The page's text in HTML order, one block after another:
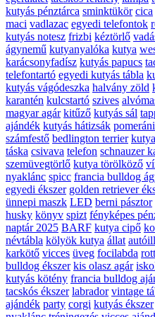
kutyás pénztárca sminktükör cica
maci vadlazac egyedi telefontok
kutyás notesz frizbi kéztörlő
ágynemű kutyanyalóka kutya
karácsonyfadísz kutyás papucs
telefontartó egyedi kutyás tábla
kutyás vágódeszka halvány zöld
karantén kulcstartó szives
magyar agár kitűző kutyás sál
ajándék kutyás hátizsák
számfestő bedlington terrier
táska csivava telefon schnauzer
szemüvegtörlő kutya törölköző
nyaklánc spicc francia bulldog
egyedi ékszer golden retriever
ünnepi maszk LED berni pásztor
husky könyv spizt fényképes
naptár 2025 BARF kutya cipő
névtábla kölyök kutya állat
karkötő vicces üveg focilabda
bulldog ékszer kis olasz agár
kutyás kötény francia bulldog
tacskós ékszer labrador vintage
ajándék party corgi kutyás ékszer